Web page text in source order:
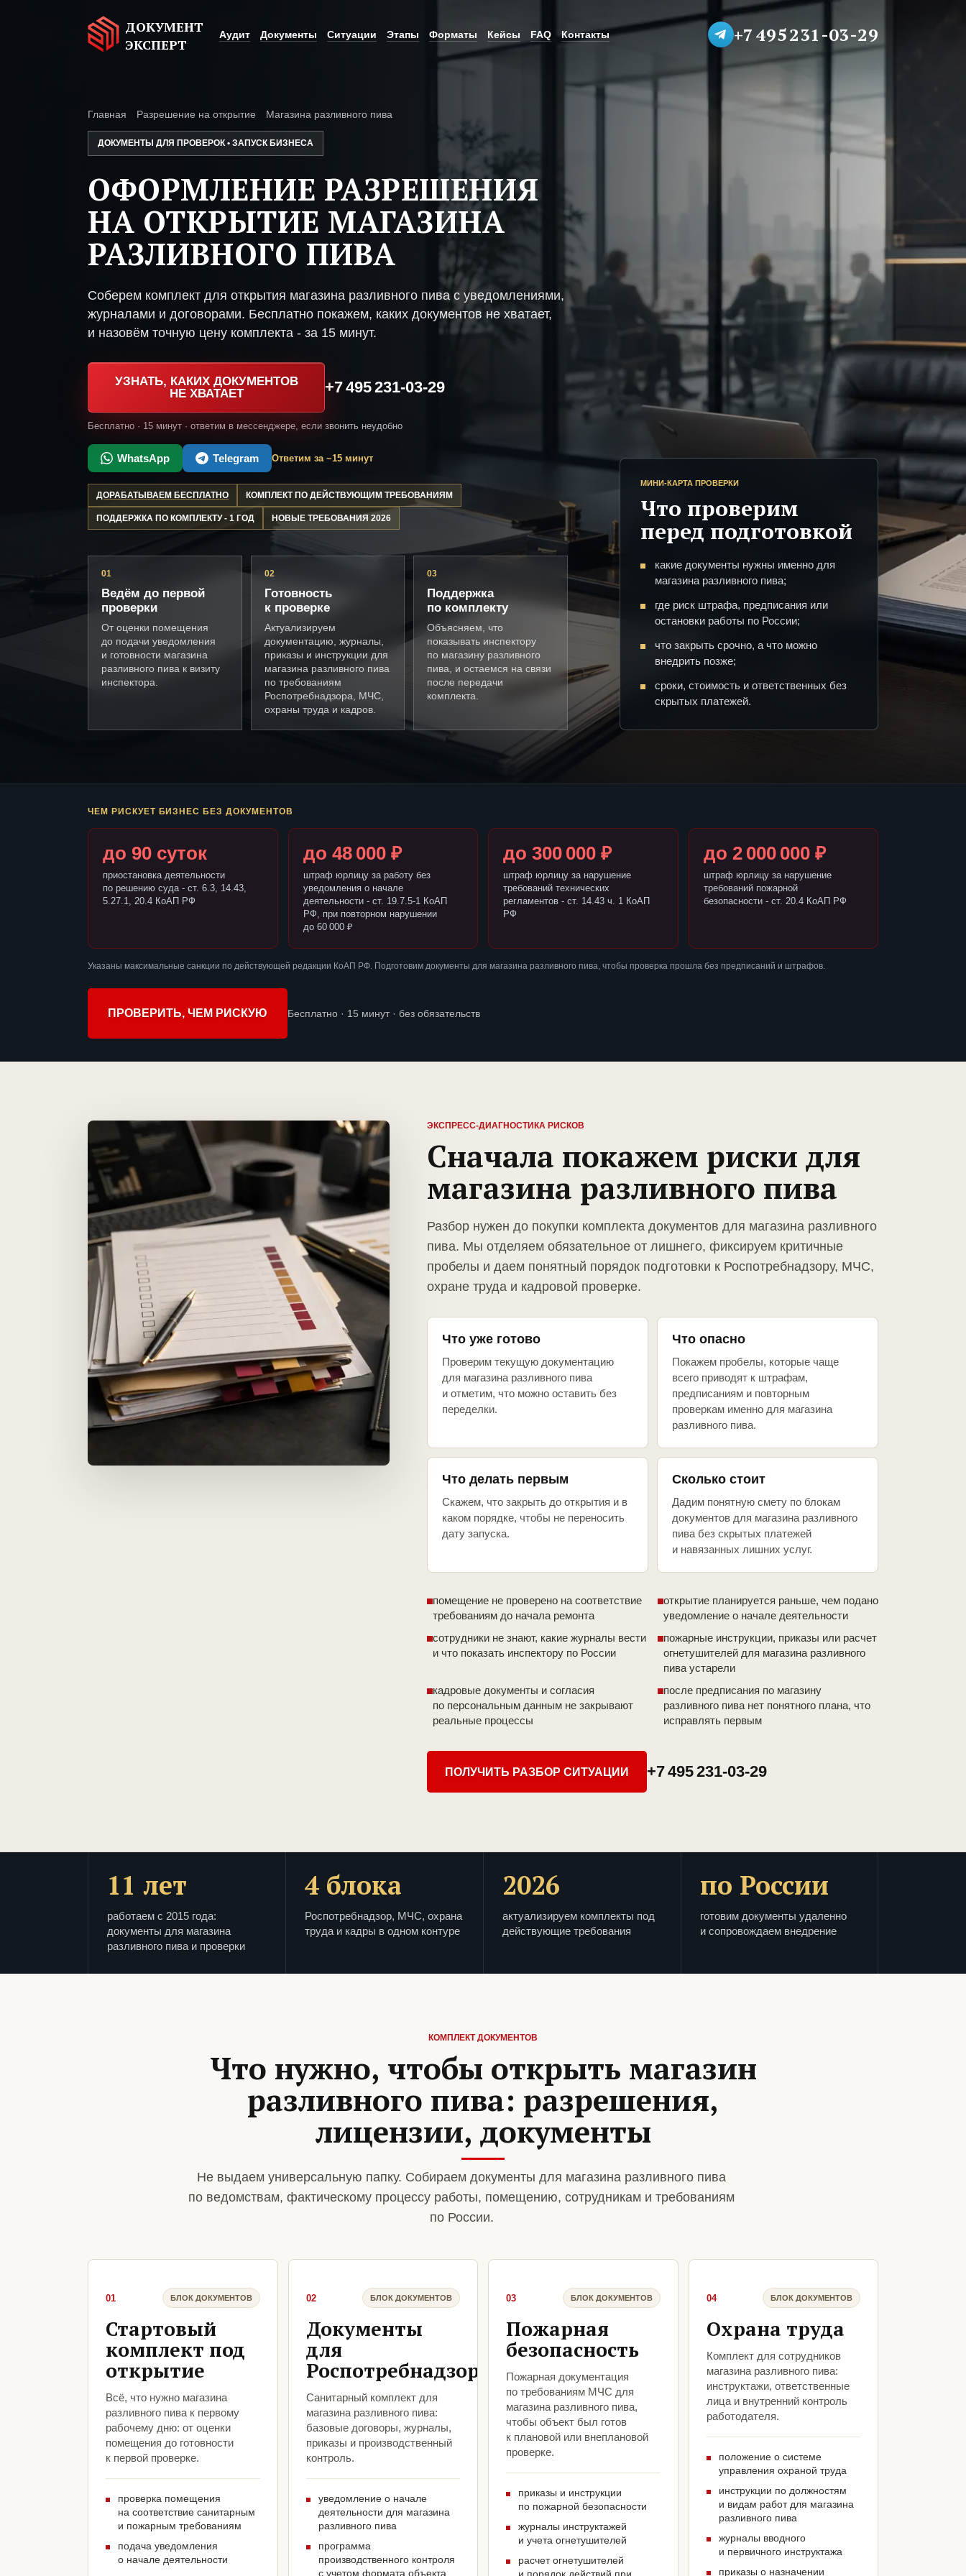
ДОКУМЕНТ
ЭКСПЕРТ
Аудит Документы Ситуации Этапы Форматы Кейсы FAQ Контакты +7 495 231-03-29
Главная Разрешение на открытие Магазина разливного пива
ДОКУМЕНТЫ ДЛЯ ПРОВЕРОК • ЗАПУСК БИЗНЕСА
ОФОРМЛЕНИЕ РАЗРЕШЕНИЯ
НА ОТКРЫТИЕ МАГАЗИНА
РАЗЛИВНОГО ПИВА
Соберем комплект для открытия магазина разливного пива с уведомлениями,
журналами и договорами. Бесплатно покажем, каких документов не хватает,
и назовём точную цену комплекта - за 15 минут.
УЗНАТЬ, КАКИХ ДОКУМЕНТОВ
НЕ ХВАТАЕТ
+7 495 231-03-29
Бесплатно · 15 минут · ответим в мессенджере, если звонить неудобно
WhatsApp Telegram Ответим за ~15 минут
ДОРАБАТЫВАЕМ БЕСПЛАТНО КОМПЛЕКТ ПО ДЕЙСТВУЮЩИМ ТРЕБОВАНИЯМ
ПОДДЕРЖКА ПО КОМПЛЕКТУ - 1 ГОД НОВЫЕ ТРЕБОВАНИЯ 2026
01
Ведём до первой
проверки
От оценки помещения
до подачи уведомления
и готовности магазина
разливного пива к визиту
инспектора.
02
Готовность
к проверке
Актуализируем
документацию, журналы,
приказы и инструкции для
магазина разливного пива
по требованиям
Роспотребнадзора, МЧС,
охраны труда и кадров.
03
Поддержка
по комплекту
Объясняем, что
показывать инспектору
по магазину разливного
пива, и остаемся на связи
после передачи
комплекта.
МИНИ-КАРТА ПРОВЕРКИ
Что проверим
перед подготовкой
какие документы нужны именно для
магазина разливного пива;
где риск штрафа, предписания или
остановки работы по России;
что закрыть срочно, а что можно
внедрить позже;
сроки, стоимость и ответственных без
скрытых платежей.
ЧЕМ РИСКУЕТ БИЗНЕС БЕЗ ДОКУМЕНТОВ
до 90 суток
приостановка деятельности
по решению суда - ст. 6.3, 14.43,
5.27.1, 20.4 КоАП РФ
до 48 000 ₽
штраф юрлицу за работу без
уведомления о начале
деятельности - ст. 19.7.5-1 КоАП
РФ, при повторном нарушении
до 60 000 ₽
до 300 000 ₽
штраф юрлицу за нарушение
требований технических
регламентов - ст. 14.43 ч. 1 КоАП
РФ
до 2 000 000 ₽
штраф юрлицу за нарушение
требований пожарной
безопасности - ст. 20.4 КоАП РФ
Указаны максимальные санкции по действующей редакции КоАП РФ. Подготовим документы для магазина разливного пива, чтобы проверка прошла без предписаний и штрафов.
ПРОВЕРИТЬ, ЧЕМ РИСКУЮ Бесплатно · 15 минут · без обязательств
ЭКСПРЕСС-ДИАГНОСТИКА РИСКОВ
Сначала покажем риски для
магазина разливного пива
Разбор нужен до покупки комплекта документов для магазина разливного
пива. Мы отделяем обязательное от лишнего, фиксируем критичные
пробелы и даем понятный порядок подготовки к Роспотребнадзору, МЧС,
охране труда и кадровой проверке.
Что уже готово
Проверим текущую документацию
для магазина разливного пива
и отметим, что можно оставить без
переделки.
Что опасно
Покажем пробелы, которые чаще
всего приводят к штрафам,
предписаниям и повторным
проверкам именно для магазина
разливного пива.
Что делать первым
Скажем, что закрыть до открытия и в
каком порядке, чтобы не переносить
дату запуска.
Сколько стоит
Дадим понятную смету по блокам
документов для магазина разливного
пива без скрытых платежей
и навязанных лишних услуг.
помещение не проверено на соответствие
требованиям до начала ремонта
открытие планируется раньше, чем подано
уведомление о начале деятельности
сотрудники не знают, какие журналы вести
и что показать инспектору по России
пожарные инструкции, приказы или расчет
огнетушителей для магазина разливного
пива устарели
кадровые документы и согласия
по персональным данным не закрывают
реальные процессы
после предписания по магазину
разливного пива нет понятного плана, что
исправлять первым
ПОЛУЧИТЬ РАЗБОР СИТУАЦИИ +7 495 231-03-29
11 лет
работаем с 2015 года:
документы для магазина
разливного пива и проверки
4 блока
Роспотребнадзор, МЧС, охрана
труда и кадры в одном контуре
2026
актуализируем комплекты под
действующие требования
по России
готовим документы удаленно
и сопровождаем внедрение
КОМПЛЕКТ ДОКУМЕНТОВ
Что нужно, чтобы открыть магазин
разливного пива: разрешения,
лицензии, документы
Не выдаем универсальную папку. Собираем документы для магазина разливного пива
по ведомствам, фактическому процессу работы, помещению, сотрудникам и требованиям
по России.
01 БЛОК ДОКУМЕНТОВ
Стартовый
комплект под
открытие
Всё, что нужно магазина
разливного пива к первому
рабочему дню: от оценки
помещения до готовности
к первой проверке.
проверка помещения
на соответствие санитарным
и пожарным требованиям
подача уведомления
о начале деятельности
02 БЛОК ДОКУМЕНТОВ
Документы
для
Роспотребнадзора
Санитарный комплект для
магазина разливного пива:
базовые договоры, журналы,
приказы и производственный
контроль.
уведомление о начале
деятельности для магазина
разливного пива
программа
производственного контроля
с учетом формата объекта
03 БЛОК ДОКУМЕНТОВ
Пожарная
безопасность
Пожарная документация
по требованиям МЧС для
магазина разливного пива,
чтобы объект был готов
к плановой или внеплановой
проверке.
приказы и инструкции
по пожарной безопасности
журналы инструктажей
и учета огнетушителей
расчет огнетушителей
04 БЛОК ДОКУМЕНТОВ
Охрана труда
Комплект для сотрудников
магазина разливного пива:
инструктажи, ответственные
лица и внутренний контроль
работодателя.
положение о системе
управления охраной труда
инструкции по должностям
и видам работ для магазина
разливного пива
журналы вводного
и первичного инструктажа
приказы о назначении